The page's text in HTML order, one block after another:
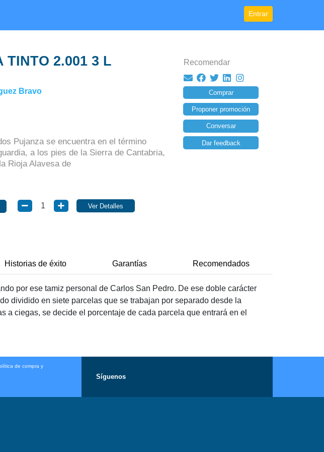
Entrar
TINTO 2.001 3 L
Bravo
Pujanza se encuentra en el término
a los pies de la Sierra de Cantabria,
Rioja Alavesa de
Ver Detalles
Recomendar
Comprar
Proponer promoción
Conversar
Dar feedback
Historias de éxito Garantías Recomendados
por ese tamiz personal de Carlos San Pedro. De ese doble carácter
dividido en siete parcelas que se trabajan por separado desde la
a ciegas, se decide el porcentaje de cada parcela que entrará en el
de compra y
Síguenos